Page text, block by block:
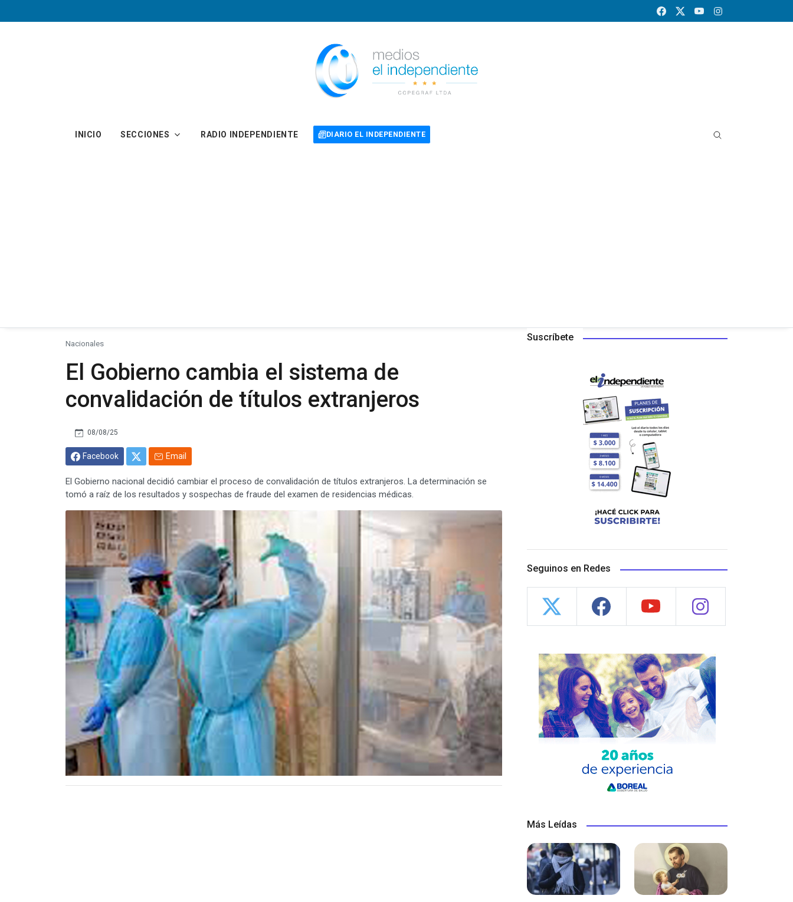
INICIO SECCIONES RADIO INDEPENDIENTE DIARIO EL INDEPENDIENTE
Nacionales
El Gobierno cambia el sistema de
convalidación de títulos extranjeros
08/08/25
Facebook Email
El Gobierno nacional decidió cambiar el proceso de convalidación de títulos extranjeros. La determinación se
tomó a raíz de los resultados y sospechas de fraude del examen de residencias médicas.
Suscríbete
Seguinos en Redes
Más Leídas